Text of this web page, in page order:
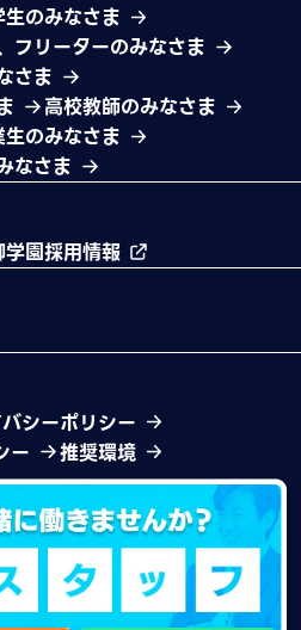
のみなさま
フリーターのみなさま
さま
高校教師のみなさま
のみなさま
なさま
学園採用情報
シーポリシー
ー
推奨環境